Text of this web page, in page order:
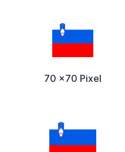
70 x70 Pixel